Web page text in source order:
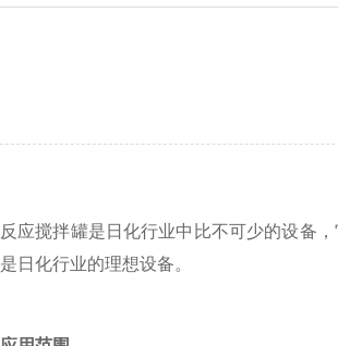
反应搅拌罐是日化行业中比不可少的设备
是日化行业的理想设备。